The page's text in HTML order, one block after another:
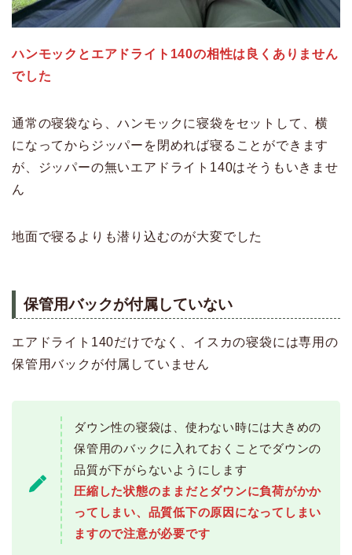
ハンモックとエアドライト140の相性は良くありません
でした
通常の寝袋なら、ハンモックに寝袋をセットして、横
になってからジッパーを閉めれば寝ることができます
が、ジッパーの無いエアドライト140はそうもいきませ
ん
地面で寝るよりも潜り込むのが大変でした
保管用バックが付属していない
エアドライト140だけでなく、イスカの寝袋には専用の
保管用バックが付属していません
ダウン性の寝袋は、使わない時には大きめの
保管用のバックに入れておくことでダウンの
品質が下がらないようにします
圧縮した状態のままだとダウンに負荷がかか
ってしまい、品質低下の原因になってしまい
ますので注意が必要です